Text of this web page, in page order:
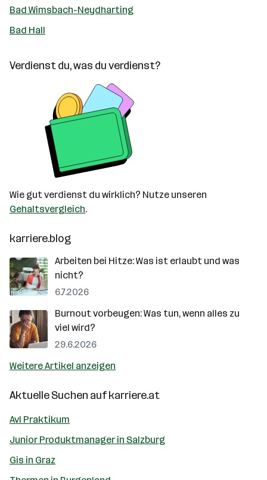
Bad Wimsbach-Neydharting
Bad Hall
Verdienst du, was du verdienst?
Wie gut verdienst du wirklich? Nutze unseren
Gehaltsvergleich.
karriere.blog
Arbeiten bei Hitze: Was ist erlaubt und was
nicht?
6.7.2026
Burnout vorbeugen: Was tun, wenn alles zu
viel wird?
29.6.2026
Weitere Artikel anzeigen
Aktuelle Suchen aufkarriere.at
Avl Praktikum
Junior Produktmanager in Salzburg
Gis in Graz